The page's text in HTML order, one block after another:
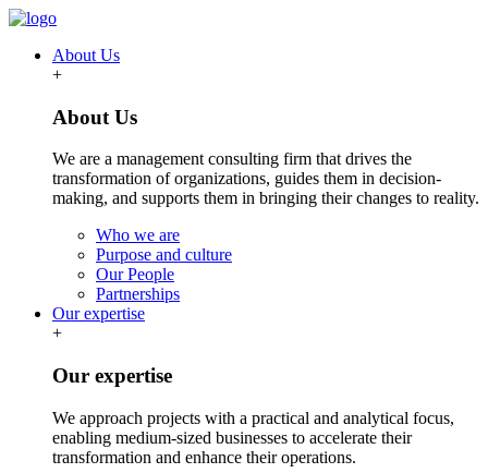
About Us
+
About Us
We are a management consulting firm that drives the
transformation of organizations, guides them in decision-
making, and supports them in bringing their changes to reality.
Who we are
Purpose and culture
Our People
Partnerships
Our expertise
+
Our expertise
We approach projects with a practical and analytical focus,
enabling medium-sized businesses to accelerate their
transformation and enhance their operations.